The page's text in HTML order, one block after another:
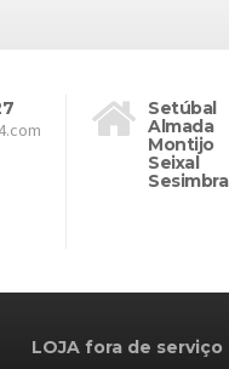
Setúbal
Almada
Montijo
Seixal
Sesimbra
LOJA fora de serviço